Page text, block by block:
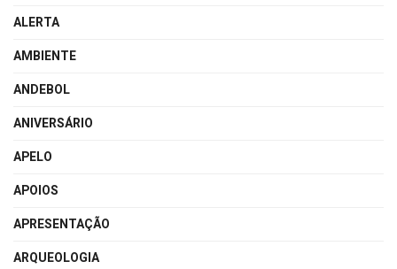
ALERTA
AMBIENTE
ANDEBOL
ANIVERSÁRIO
APELO
APOIOS
APRESENTAÇÃO
ARQUEOLOGIA